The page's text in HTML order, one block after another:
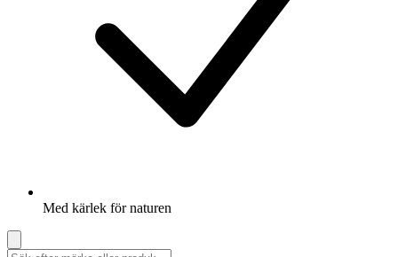
Med kärlek för naturen